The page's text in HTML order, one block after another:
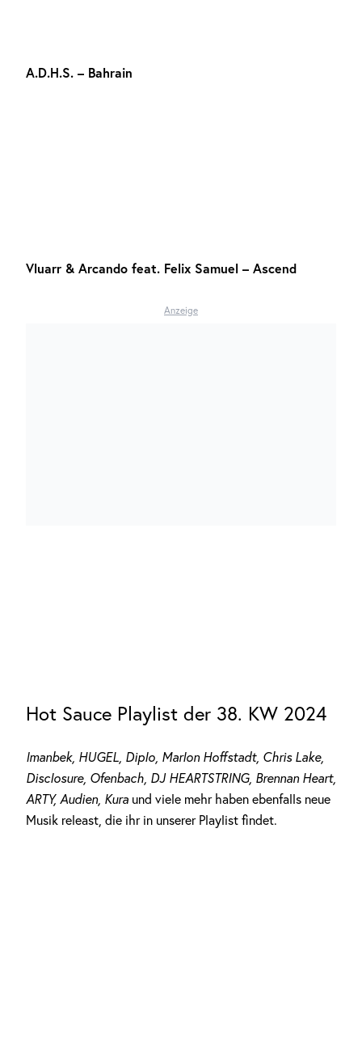
A.D.H.S. – Bahrain
Vluarr & Arcando feat. Felix Samuel – Ascend
Anzeige
Hot Sauce Playlist der 38. KW 2024
Imanbek, HUGEL, Diplo, Marlon Hoffstadt, Chris Lake,
Disclosure, Ofenbach, DJ HEARTSTRING, Brennan Heart,
ARTY, Audien, Kura und viele mehr haben ebenfalls neue
Musik releast, die ihr in unserer Playlist findet.